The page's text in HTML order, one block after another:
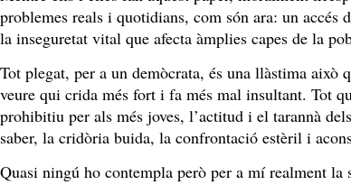
problemes reals i quotidians, com són ara: un
la inseguretat vital que afecta àmplies capes de la
Tot plegat, per a un demòcrata, és una llàstima
veure qui crida més fort i fa més mal insultant. Tot
prohibitiu per als més joves, l’actitud i el tarannà
saber, la cridòria buida, la confrontació estèril i
Quasi ningú ho contempla però per a mí realment